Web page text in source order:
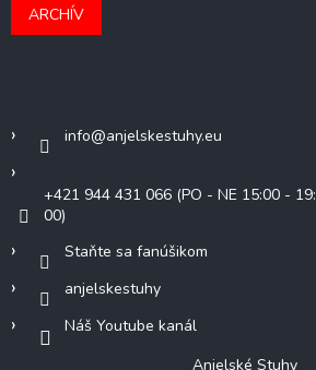
ARCHÍV
info@anjelskestuhy.eu
+421 944 431 066 (PO - NE 15:00 - 19:
00)
Staňte sa fanúšikom
anjelskestuhy
Náš Youtube kanál
Anjelské Stuhy